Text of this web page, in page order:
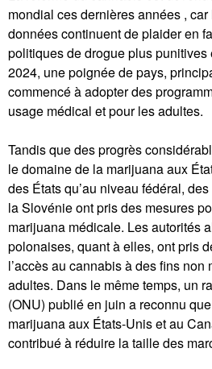
mondial ces dernières années ,
données continuent de plaider en
politiques de drogue plus punitives
2024, une poignée de pays,
commencé à adopter des
usage médical et pour les adultes.
Tandis que des progrès
le domaine de la marijuana aux
des États qu’au niveau fédéral,
la Slovénie ont pris des mesures
marijuana médicale. Les autorités
polonaises, quant à elles, ont pris
l’accès au cannabis à des fins
adultes. Dans le même temps, un
(ONU) publié en juin a reconnu
marijuana aux États-Unis et au
contribué à réduire la taille des